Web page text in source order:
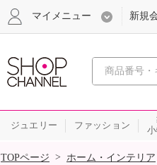
心
マイメニュー 新規
ジュエリー ファッション
SALE
TOPページ > ホーム・インテリア